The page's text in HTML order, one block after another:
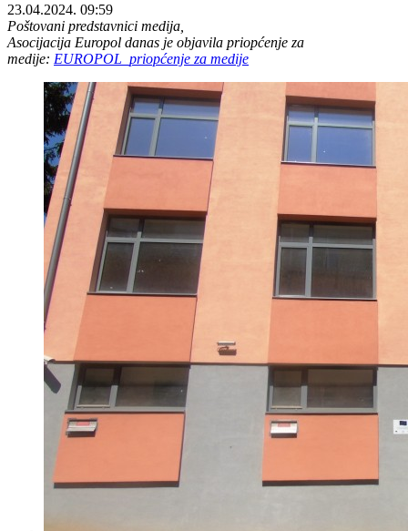
23.04.2024. 09:59
Poštovani predstavnici medija,
Asocijacija Europol danas je objavila priopćenje za
medije: EUROPOL_priopćenje za medije